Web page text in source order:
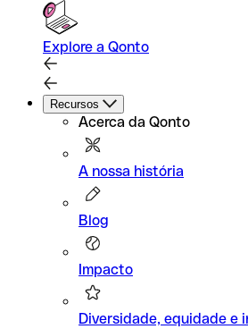
Explore a Qonto
Recursos
Acerca da Qonto
A nossa história
Blog
Impacto
Diversidade, equidade e